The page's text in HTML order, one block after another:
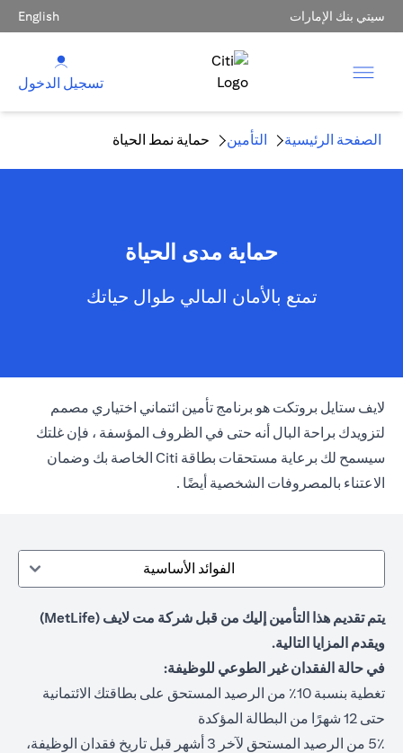
سيتي بنك الإمارات English
تسجيل الدخول
الصفحة الرئيسية التأمين حماية نمط الحياة
حماية مدى الحياة
تمتع بالأمان المالي طوال حياتك
لايف ستايل بروتكت هو برنامج تأمين ائتماني اختياري مصمم
لتزويدك براحة البال أنه حتى في الظروف المؤسفة ، فإن غلتك
سيسمح لك برعاية مستحقات بطاقة Citi الخاصة بك وضمان
الاعتناء بالمصروفات الشخصية أيضًا .
الفوائد الأساسية
يتم تقديم هذا التأمين إليك من قبل شركة مت لايف (MetLife)
ويقدم المزايا التالية.
في حالة الفقدان غير الطوعي للوظيفة:
تغطية بنسبة 10٪ من الرصيد المستحق على بطاقتك الائتمانية
حتى 12 شهرًا من البطالة المؤكدة
5٪ من الرصيد المستحق لآخر 3 أشهر قبل تاريخ فقدان الوظيفة،